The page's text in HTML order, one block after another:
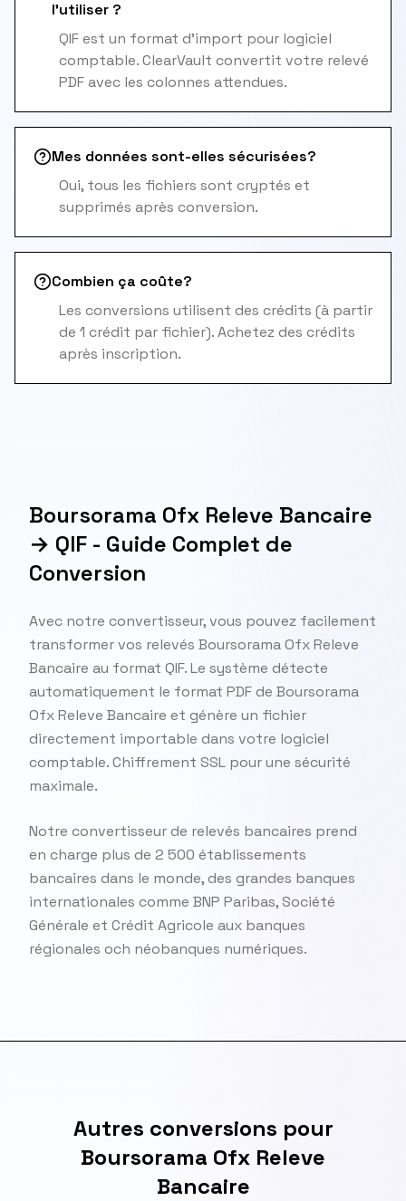
l'utiliser ?
QIF est un format d'import pour logiciel
comptable. ClearVault convertit votre relevé
PDF avec les colonnes attendues.
Mes données sont-elles sécurisées?
Oui, tous les fichiers sont cryptés et
supprimés après conversion.
Combien ça coûte?
Les conversions utilisent des crédits (à partir
de 1 crédit par fichier). Achetez des crédits
après inscription.
Boursorama Ofx Releve Bancaire
→ QIF - Guide Complet de
Conversion
Avec notre convertisseur, vous pouvez facilement
transformer vos relevés Boursorama Ofx Releve
Bancaire au format QIF. Le système détecte
automatiquement le format PDF de Boursorama
Ofx Releve Bancaire et génère un fichier
directement importable dans votre logiciel
comptable. Chiffrement SSL pour une sécurité
maximale.
Notre convertisseur de relevés bancaires prend
en charge plus de 2 500 établissements
bancaires dans le monde, des grandes banques
internationales comme BNP Paribas, Société
Générale et Crédit Agricole aux banques
régionales och néobanques numériques.
Autres conversions pour
Boursorama Ofx Releve
Bancaire